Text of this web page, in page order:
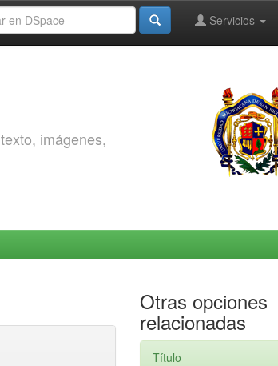
Servicios
imágenes,
Otras opciones
relacionadas
Título